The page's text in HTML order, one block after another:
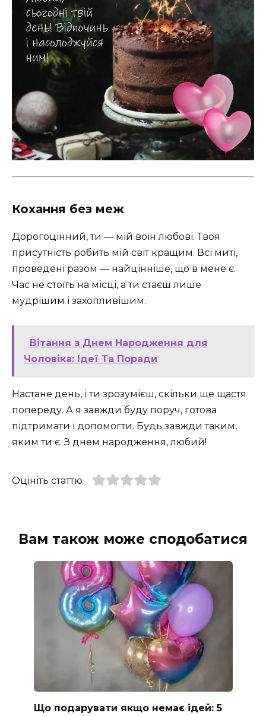
Кохання без меж
Дорогоцінний, ти — мій воїн любові. Твоя
присутність робить мій світ кращим. Всі миті,
проведені разом — найцінніше, що в мене є.
Час не стоїть на місці, а ти стаєш лише
мудрішим і захопливішим. ️
Вітання з Днем Народження для
Чоловіка: Ідеї Та Поради
Настане день, і ти зрозумієш, скільки ще щастя
попереду. А я завжди буду поруч, готова
підтримати і допомогти. Будь завжди таким,
яким ти є. З днем народження, любий!
Оцініть статтю
Вам також може сподобатися
Що подарувати якщо немає ідей: 5